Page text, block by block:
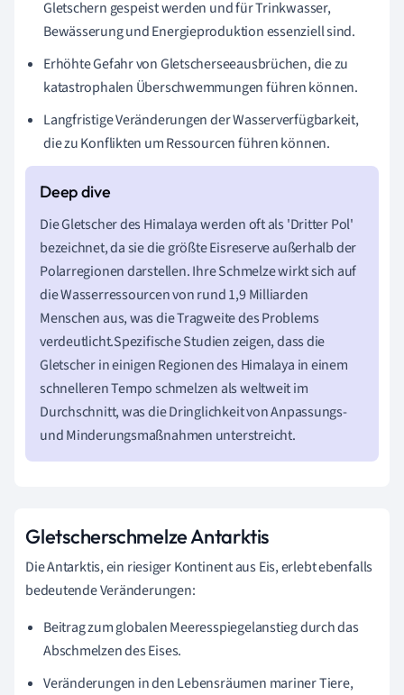
Gletschern gespeist werden und für Trinkwasser,
Bewässerung und Energieproduktion essenziell sind.
Erhöhte Gefahr von Gletscherseeausbrüchen, die zu
katastrophalen Überschwemmungen führen können.
Langfristige Veränderungen der Wasserverfügbarkeit,
die zu Konflikten um Ressourcen führen können.
Die Gletscher des Himalaya werden oft als 'Dritter Pol'
bezeichnet, da sie die größte Eisreserve außerhalb der
Polarregionen darstellen. Ihre Schmelze wirkt sich auf
die Wasserressourcen von rund 1,9 Milliarden
Menschen aus, was die Tragweite des Problems
verdeutlicht.Spezifische Studien zeigen, dass die
Gletscher in einigen Regionen des Himalaya in einem
schnelleren Tempo schmelzen als weltweit im
Durchschnitt, was die Dringlichkeit von Anpassungs-
und Minderungsmaßnahmen unterstreicht.
Gletscherschmelze Antarktis
Die Antarktis, ein riesiger Kontinent aus Eis, erlebt ebenfalls
bedeutende Veränderungen:
Beitrag zum globalen Meeresspiegelanstieg durch das
Abschmelzen des Eises.
Veränderungen in den Lebensräumen mariner Tiere,